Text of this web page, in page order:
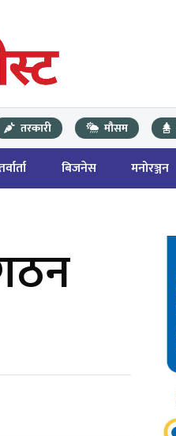
तरकारी मौसम
बिजनेस मनोरञ्जन